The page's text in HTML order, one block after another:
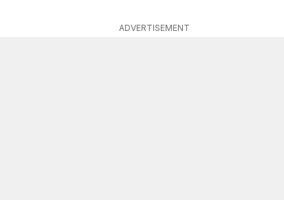
ADVERTISEMENT